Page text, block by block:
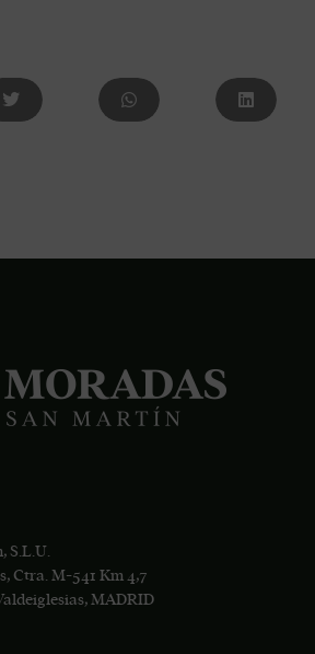
S.L.U.
Ctra. M-541 Km 4,7
MADRID